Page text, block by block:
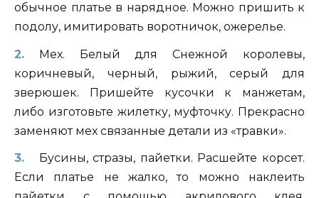
обычное платье в нарядное. Можно пришить к
подолу, имитировать воротничок, ожерелье.
Мех. Белый для Снежной королевы,
коричневый, черный, рыжий, серый для
зверюшек. Пришейте кусочки к манжетам,
либо изготовьте жилетку, муфточку. Прекрасно
заменяют мех связанные детали из «травки».
Бусины, стразы, пайетки. Расшейте корсет.
Если платье не жалко, то можно наклеить